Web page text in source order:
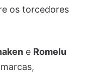
os torcedores
e Romelu